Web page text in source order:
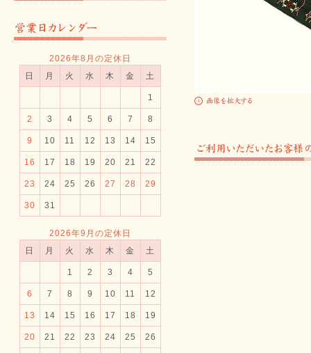
2026年8月の定休日
日
月 火 水 木 金 土
1
2 3 4 5 6 7 8
9 10 11 12 13 14 15
16 17 18 19 20 21 22
23 24 25 26 27 28 29
30 31
2026年9月の定休日
日
月 火 水 木 金 土
1 2 3 4 5
6 7 8 9 10 11 12
13 14 15 16 17 18 19
20 21 22 23 24 25 26